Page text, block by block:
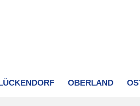
OBERLAND